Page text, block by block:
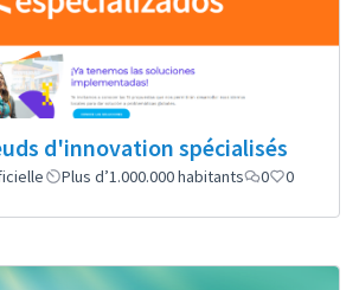
d'innovation spécialisés
Plus d’1.000.000 habitants 0 0